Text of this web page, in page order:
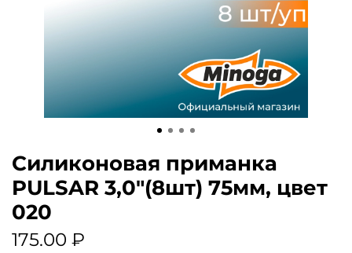
Силиконовая приманка
PULSAR 3,0"(8шт) 75мм, цвет
020
175.00 ₽